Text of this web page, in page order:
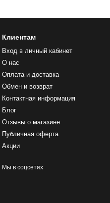
Клиентам
Вход в личный кабинет
О нас
Оплата и доставка
Обмен и возврат
Контактная информация
Блог
Отзывы о магазине
Публичная оферта
Акции
Мы в соцсетях